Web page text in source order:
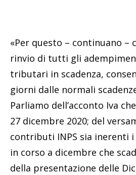
«Per questo – continuano –
rinvio di tutti gli
tributari in scadenza,
giorni dalle normali
Parliamo dell’acconto Iva
27 dicembre 2020; del
contributi INPS sia inerenti
in corso a dicembre che
della presentazione delle